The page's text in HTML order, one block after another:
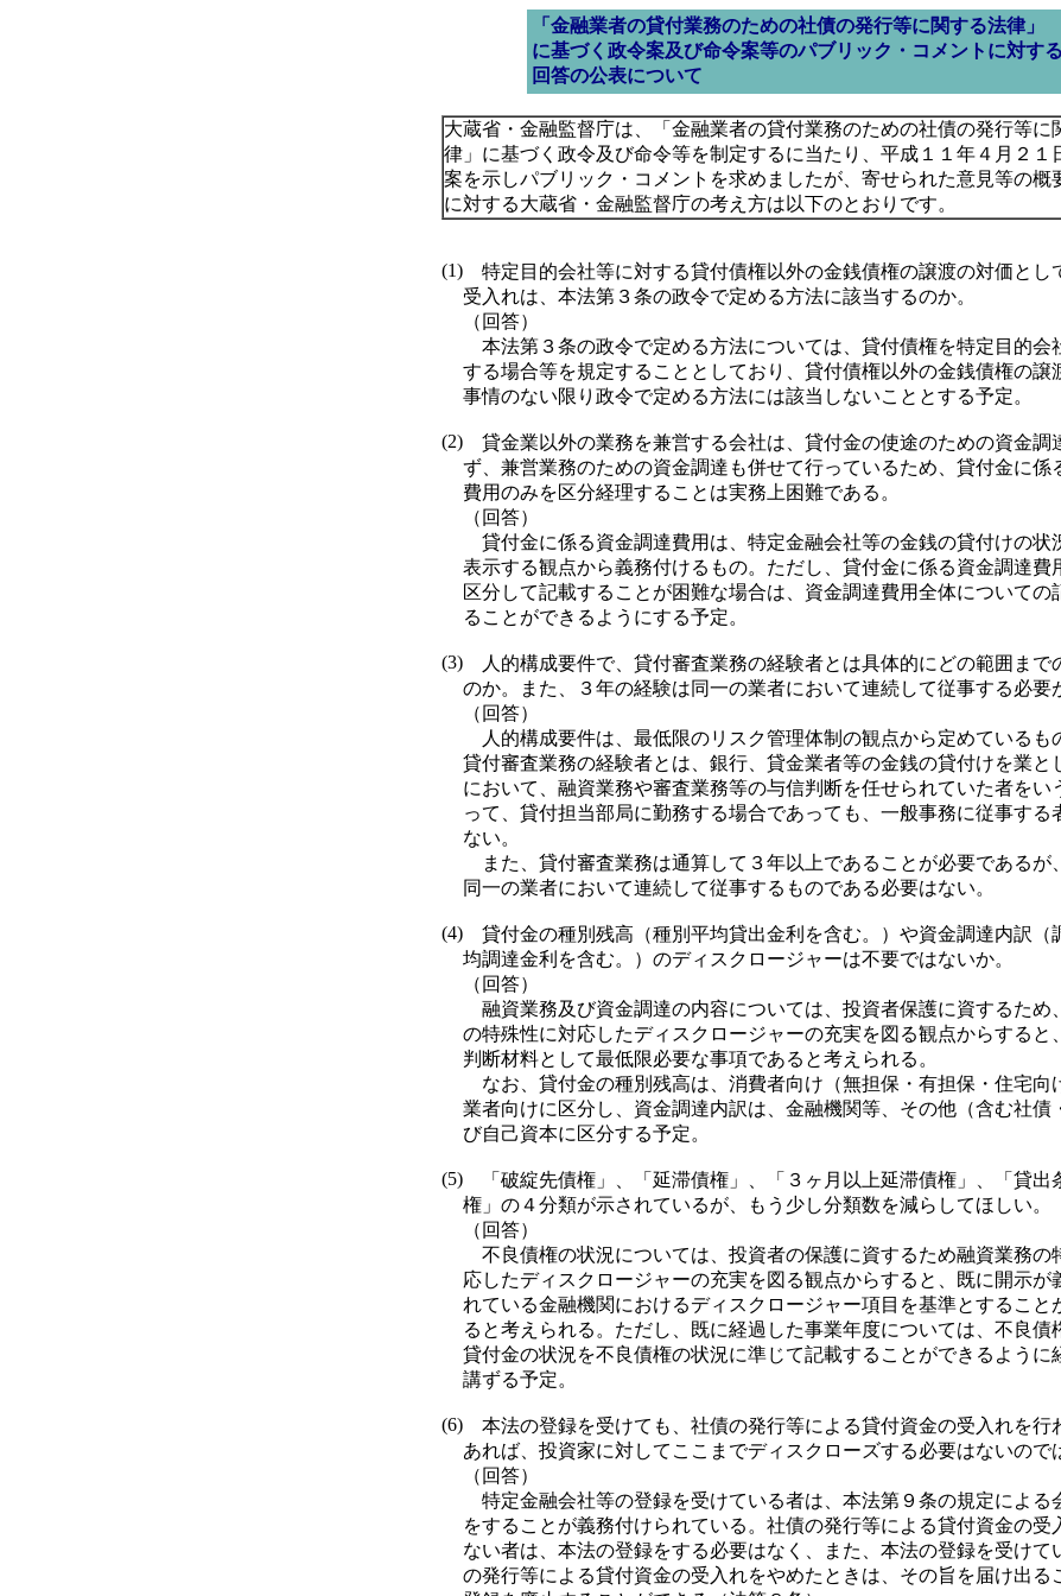
「金融業者の貸付業務のための社債の発行等に関する法律」
に基づく政令案及び命令案等のパブリック・コメントに対する
回答の公表について
大蔵省・金融監督庁は、「金融業者の貸付業務のための社債の発行等に
律」に基づく政令及び命令等を制定するに当たり、平成１１年４月２１
案を示しパブリック・コメントを求めましたが、寄せられた意見等の概
に対する大蔵省・金融監督庁の考え方は以下のとおりです。
(1) 特定目的会社等に対する貸付債権以外の金銭債権の譲渡の対価とし
受入れは、本法第３条の政令で定める方法に該当するのか。
（回答）
本法第３条の政令で定める方法については、貸付債権を特定目的会
する場合等を規定することとしており、貸付債権以外の金銭債権の譲
事情のない限り政令で定める方法には該当しないこととする予定。
(2) 貸金業以外の業務を兼営する会社は、貸付金の使途のための資金調
ず、兼営業務のための資金調達も併せて行っているため、貸付金に係
費用のみを区分経理することは実務上困難である。
（回答）
貸付金に係る資金調達費用は、特定金融会社等の金銭の貸付けの状
表示する観点から義務付けるもの。ただし、貸付金に係る資金調達費
区分して記載することが困難な場合は、資金調達費用全体についての
ることができるようにする予定。
(3) 人的構成要件で、貸付審査業務の経験者とは具体的にどの範囲まで
のか。また、３年の経験は同一の業者において連続して従事する必要
（回答）
人的構成要件は、最低限のリスク管理体制の観点から定めているも
貸付審査業務の経験者とは、銀行、貸金業者等の金銭の貸付けを業と
において、融資業務や審査業務等の与信判断を任せられていた者をい
って、貸付担当部局に勤務する場合であっても、一般事務に従事する
ない。
また、貸付審査業務は通算して３年以上であることが必要であるが
同一の業者において連続して従事するものである必要はない。
(4) 貸付金の種別残高（種別平均貸出金利を含む。）や資金調達内訳（
均調達金利を含む。）のディスクロージャーは不要ではないか。
（回答）
融資業務及び資金調達の内容については、投資者保護に資するため
の特殊性に対応したディスクロージャーの充実を図る観点からすると
判断材料として最低限必要な事項であると考えられる。
なお、貸付金の種別残高は、消費者向け（無担保・有担保・住宅向
業者向けに区分し、資金調達内訳は、金融機関等、その他（含む社債
び自己資本に区分する予定。
(5) 「破綻先債権」、「延滞債権」、「３ヶ月以上延滞債権」、「貸出
権」の４分類が示されているが、もう少し分類数を減らしてほしい。
（回答）
不良債権の状況については、投資者の保護に資するため融資業務の
応したディスクロージャーの充実を図る観点からすると、既に開示が
れている金融機関におけるディスクロージャー項目を基準とすること
ると考えられる。ただし、既に経過した事業年度については、不良債
貸付金の状況を不良債権の状況に準じて記載することができるように
講ずる予定。
(6) 本法の登録を受けても、社債の発行等による貸付資金の受入れを行
あれば、投資家に対してここまでディスクローズする必要はないので
（回答）
特定金融会社等の登録を受けている者は、本法第９条の規定による
をすることが義務付けられている。社債の発行等による貸付資金の受
ない者は、本法の登録をする必要はなく、また、本法の登録を受けて
の発行等による貸付資金の受入れをやめたときは、その旨を届け出る